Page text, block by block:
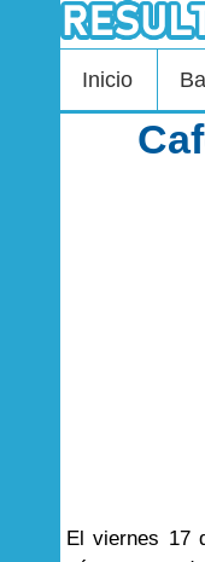
Inicio
El viernes 17